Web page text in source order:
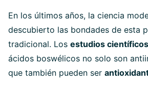
En los últimos años, la ciencia
descubierto las bondades de esta
tradicional. Los estudios científicos
ácidos boswélicos no solo son
que también pueden ser